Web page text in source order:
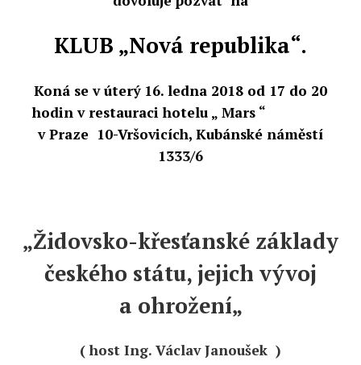
KLUB „Nová republika“.
Koná se v úterý 16. ledna 2018 od 17 do 20
hodin v restauraci hotelu „ Mars “
v Praze 10-Vršovicích, Kubánské náměstí
1333/6
„Židovsko-křesťanské základy
českého státu, jejich vývoj
a ohrožení„
( host Ing. Václav Janoušek )